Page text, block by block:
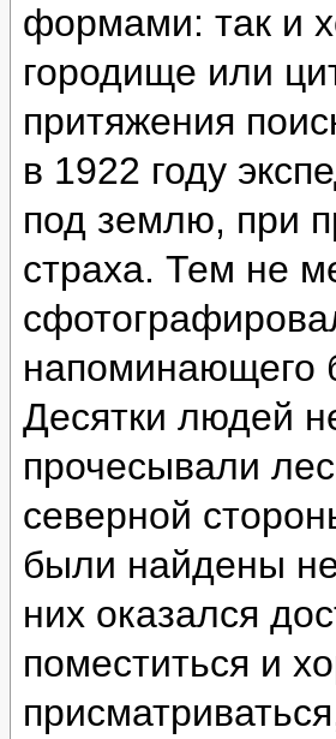
формами: так и
городище или
притяжения
в 1922 году
под землю, при
страха. Тем не
напоминающего
Десятки людей
прочесывали
северной
были найдены
них оказался
поместиться и